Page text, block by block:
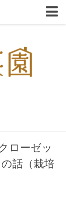
ローゼッ
話（栽培